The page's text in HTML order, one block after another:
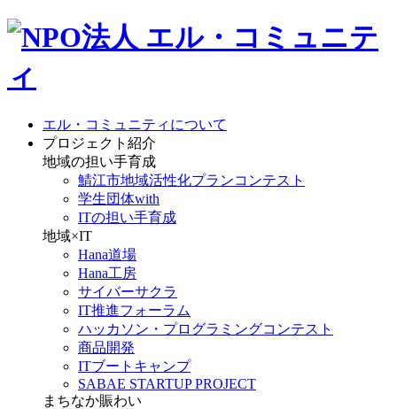
エル・コミュニティについて
プロジェクト紹介
地域の担い手育成
鯖江市地域活性化プランコンテスト
学生団体with
ITの担い手育成
地域×IT
Hana道場
Hana工房
サイバーサクラ
IT推進フォーラム
ハッカソン・プログラミングコンテスト
商品開発
ITブートキャンプ
SABAE STARTUP PROJECT
まちなか賑わい